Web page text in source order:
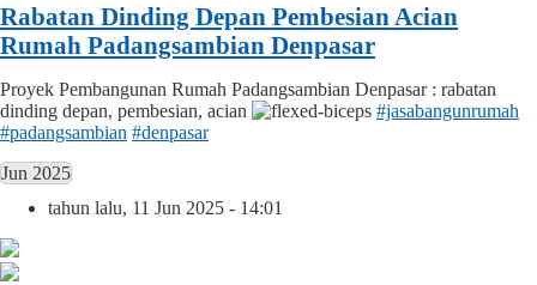
Rabatan Dinding Depan Pembesian Acian
Rumah Padangsambian Denpasar
Proyek Pembangunan Rumah Padangsambian Denpasar : rabatan
dinding depan, pembesian, acian
#jasabangunrumah
#padangsambian #denpasar
Jun 2025
tahun lalu, 11 Jun 2025 - 14:01